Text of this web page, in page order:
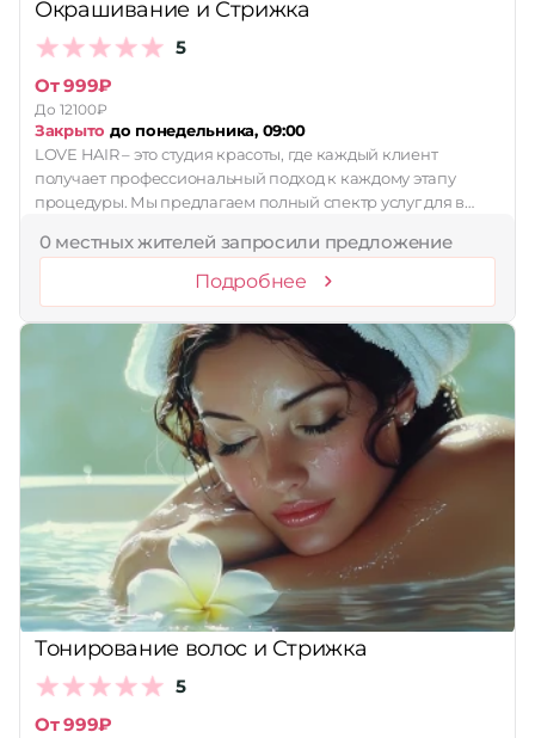
Окрашивание и Стрижка
5
От 999₽
До 12100₽
Закрыто до понедельника, 09:00
LOVE HAIR – это студия красоты, где каждый клиент
получает профессиональный подход к каждому этапу
процедуры. Мы предлагаем полный спектр услуг для в…
0 местных жителей запросили предложение
Подробнее
Тонирование волос и Стрижка
5
От 999₽